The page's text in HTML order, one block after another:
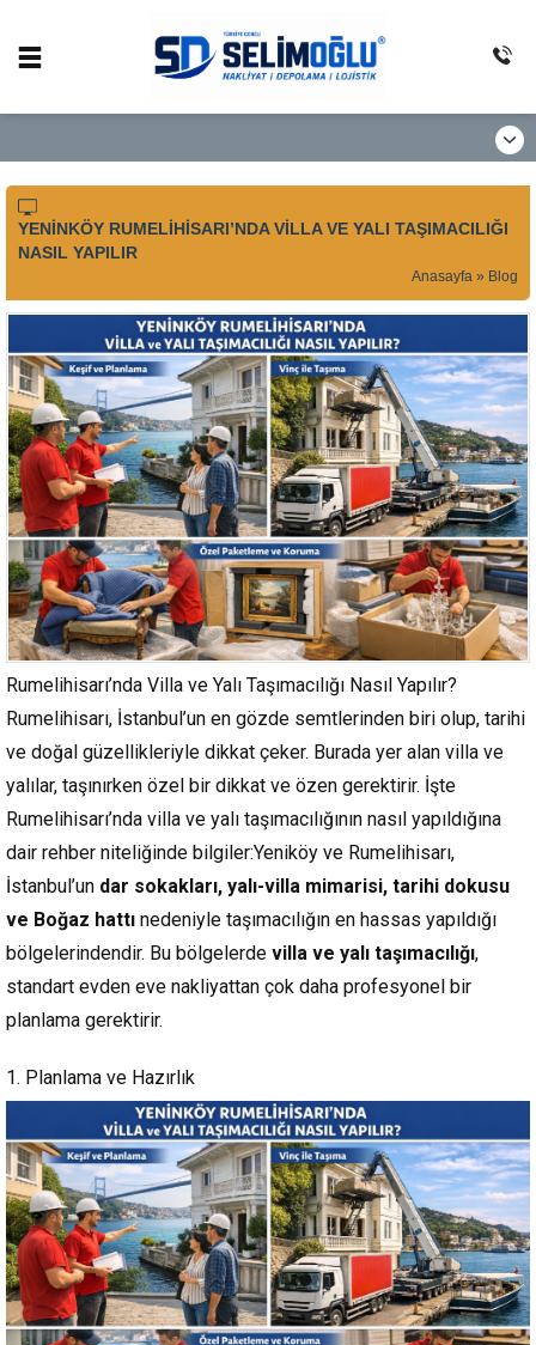
YENINKÖY RUMELIHISARI’NDA VILLA VE YALI TAŞIMACILIĞI
NASIL YAPILIR
Anasayfa » Blog
Rumelihisarı’nda Villa ve Yalı Taşımacılığı Nasıl Yapılır?
Rumelihisarı, İstanbul’un en gözde semtlerinden biri olup, tarihi
ve doğal güzellikleriyle dikkat çeker. Burada yer alan villa ve
yalılar, taşınırken özel bir dikkat ve özen gerektirir. İşte
Rumelihisarı’nda villa ve yalı taşımacılığının nasıl yapıldığına
dair rehber niteliğinde bilgiler:Yeniköy ve Rumelihisarı,
İstanbul’un dar sokakları, yalı-villa mimarisi, tarihi dokusu
ve Boğaz hattı nedeniyle taşımacılığın en hassas yapıldığı
bölgelerindendir. Bu bölgelerde villa ve yalı taşımacılığı,
standart evden eve nakliyattan çok daha profesyonel bir
planlama gerektirir.
1. Planlama ve Hazırlık